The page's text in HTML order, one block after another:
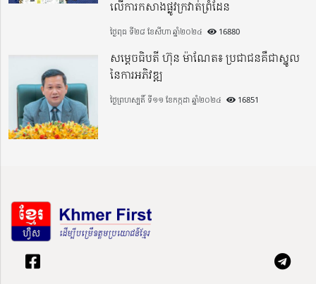
លើការកសាងផ្លូវក្រវាត់ព្រំដែន
ថ្ងៃពុធ ទី២៨ ខែសីហា ឆ្នាំ២០២៤ 16880
សម្តេចធិបតី ហ៊ុន ម៉ាណែត៖ ប្រជាជនគឺជាស្នូល
នៃការអភិវឌ្ឍ
ថ្ងៃព្រហស្បតិ៍ ទី១១ ខែកក្កដា ឆ្នាំ២០២៤ 16851